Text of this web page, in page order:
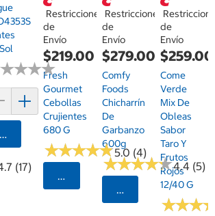
(17)
★★★
★★★
Agregar
Restricciones
de
Envío
$219.00
Fresh
Gourmet
Cebollas
Crujientes
680 G
★★★★★
★★★★★5.0 (4)
Seleccionar Código Postal
Restricciones
de
Envío
$279.00
Comfy
Foods
Chicharrín
De
Garbanzo
600g
★★★★★
★★★★★4.4 (5)
Seleccionar
de
Envío
$259.00
Come
Verde
Mix De
Obleas
Sabor
Taro Y
Frutos
Rojos
12/40 G
★★★
★★★